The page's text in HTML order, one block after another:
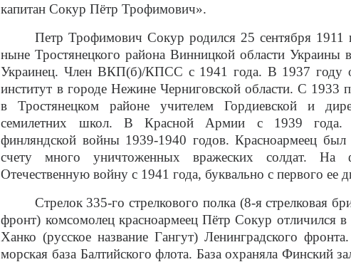
капитан Сокур Пётр Трофимович».
Петр Трофимович Сокур родился 25 сентября 1911
ныне Тростянецкого района Винницкой области Украины в
Украинец. Член ВКП(б)/КПСС с 1941 года. В 1937 году
институт в городе Нежине Черниговской области. С 1933
в Тростянецком районе учителем Гордиевской и
семилетних школ. В Красной Армии с 1939 года.
финляндской войны 1939-1940 годов. Красноармеец
счету много уничтоженных вражеских солдат.
Отечественную войну с 1941 года, буквально с первого ее
Стрелок 335-го стрелкового полка (8-я стрелковая
фронт) комсомолец красноармеец Пётр Сокур отличился в
Ханко (русское название Гангут) Ленинградского
морская база Балтийского флота. База охраняла Финский